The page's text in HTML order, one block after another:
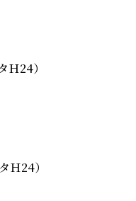
Ｈ24）
Ｈ24）